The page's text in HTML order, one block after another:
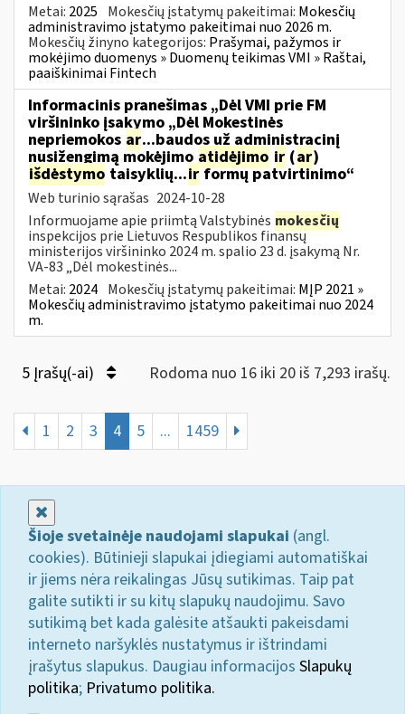
Metai: 2025 Mokesčių įstatymų pakeitimai: Mokesčių
administravimo įstatymo pakeitimai nuo 2026 m.
Mokesčių žinyno kategorijos: Prašymai, pažymos ir
mokėjimo duomenys » Duomenų teikimas VMI » Raštai,
paaiškinimai Fintech
Informacinis pranešimas „Dėl VMI prie FM
viršininko įsakymo „Dėl Mokestinės
nepriemokos ar...baudos už administracinį
nusižengimą mokėjimo atidėjimo ir (ar)
išdėstymo taisyklių...irformų patvirtinimo“
Web turinio sąrašas 2024-10-28
Informuojame apie priimtą Valstybinės mokesčių
inspekcijos prie Lietuvos Respublikos finansų
ministerijos viršininko 2024 m. spalio 23 d. įsakymą Nr.
VA-83 „Dėl mokestinės...
Metai: 2024 Mokesčių įstatymų pakeitimai: MĮP 2021 »
Mokesčių administravimo įstatymo pakeitimai nuo 2024
m.
5 Įrašų(-ai) Rodoma nuo 16 iki 20 iš 7,293 irašų.
1 2 3 4 5 ... 1459
Šioje svetainėje naudojami slapukai (angl.
cookies). Būtinieji slapukai įdiegiami automatiškai
ir jiems nėra reikalingas Jūsų sutikimas. Taip pat
galite sutikti ir su kitų slapukų naudojimu. Savo
sutikimą bet kada galėsite atšaukti pakeisdami
interneto naršyklės nustatymus ir ištrindami
įrašytus slapukus. Daugiau informacijos Slapukų
politika; Privatumo politika.